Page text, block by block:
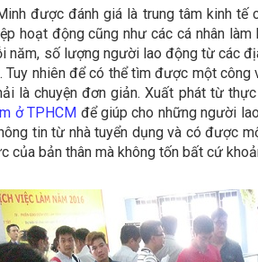
được đánh giá là trung tâm kinh
hoạt động cũng như các cá nhân
năm, số lượng người lao động từ các
Tuy nhiên để có thể tìm được một
là chuyện đơn giản. Xuất phát từ
ở TPHCM để giúp cho những người
tin từ nhà tuyển dụng và có được
của bản thân mà không tốn bất cứ